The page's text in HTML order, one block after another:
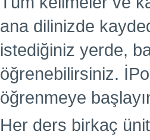
ana dilinizde
istediğiniz yerde,
öğrenebilirsiniz.
öğrenmeye
Her ders birkaç